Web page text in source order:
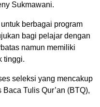
Sukmawani.
berbagai program
bagi pelajar dengan
namun memiliki
tinggi.
seleksi yang mencakup
Tulis Qur’an (BTQ),